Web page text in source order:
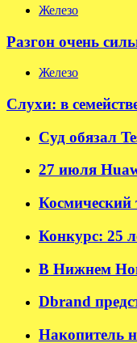
Железо
Разгон очень
Железо
Слухи: в
Суд обязал
27 июля
Космический
Конкурс: 25
В Нижнем
Dbrand
Накопитель